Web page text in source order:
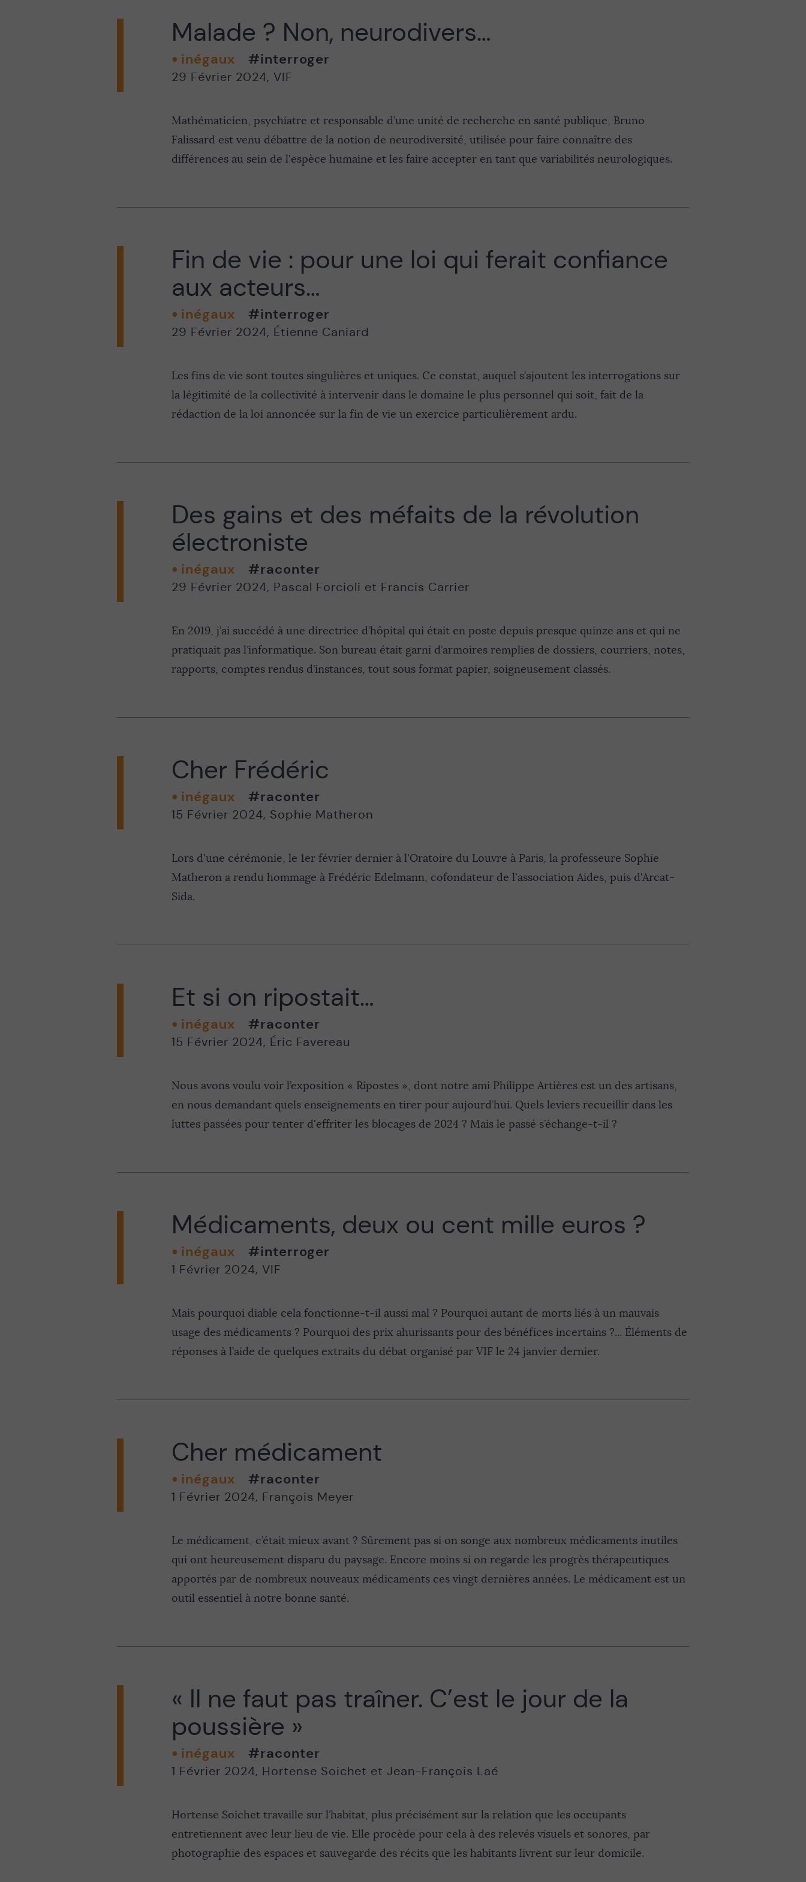
Malade ? Non, neurodivers…
inégaux #interroger
29 Février 2024, VIF
Mathématicien, psychiatre et responsable d’une unité de recherche en santé publique, Bruno
Falissard est venu débattre de la notion de neurodiversité, utilisée pour faire connaître des
différences au sein de l'espèce humaine et les faire accepter en tant que variabilités neurologiques.
Fin de vie : pour une loi qui ferait confiance
aux acteurs…
inégaux #interroger
29 Février 2024, Étienne Caniard
Les fins de vie sont toutes singulières et uniques. Ce constat, auquel s’ajoutent les interrogations sur
la légitimité de la collectivité à intervenir dans le domaine le plus personnel qui soit, fait de la
rédaction de la loi annoncée sur la fin de vie un exercice particulièrement ardu.
Des gains et des méfaits de la révolution
électroniste
inégaux #raconter
29 Février 2024, Pascal Forcioli et Francis Carrier
En 2019, j’ai succédé à une directrice d’hôpital qui était en poste depuis presque quinze ans et qui ne
pratiquait pas l’informatique. Son bureau était garni d’armoires remplies de dossiers, courriers, notes,
rapports, comptes rendus d’instances, tout sous format papier, soigneusement classés.
Cher Frédéric
inégaux #raconter
15 Février 2024, Sophie Matheron
Lors d'une cérémonie, le 1er février dernier à l'Oratoire du Louvre à Paris, la professeure Sophie
Matheron a rendu hommage à Frédéric Edelmann, cofondateur de l'association Aides, puis d'Arcat-
Sida.
Et si on ripostait…
inégaux #raconter
15 Février 2024, Éric Favereau
Nous avons voulu voir l’exposition « Ripostes », dont notre ami Philippe Artières est un des artisans,
en nous demandant quels enseignements en tirer pour aujourd’hui. Quels leviers recueillir dans les
luttes passées pour tenter d'effriter les blocages de 2024 ? Mais le passé s’échange-t-il ?
Médicaments, deux ou cent mille euros ?
inégaux #interroger
1 Février 2024, VIF
Mais pourquoi diable cela fonctionne-t-il aussi mal ? Pourquoi autant de morts liés à un mauvais
usage des médicaments ? Pourquoi des prix ahurissants pour des bénéfices incertains ?... Éléments de
réponses à l’aide de quelques extraits du débat organisé par VIF le 24 janvier dernier.
Cher médicament
inégaux #raconter
1 Février 2024, François Meyer
Le médicament, c’était mieux avant ? Sûrement pas si on songe aux nombreux médicaments inutiles
qui ont heureusement disparu du paysage. Encore moins si on regarde les progrès thérapeutiques
apportés par de nombreux nouveaux médicaments ces vingt dernières années. Le médicament est un
outil essentiel à notre bonne santé.
« Il ne faut pas traîner. C’est le jour de la
poussière »
inégaux #raconter
1 Février 2024, Hortense Soichet et Jean-François Laé
Hortense Soichet travaille sur l’habitat, plus précisément sur la relation que les occupants
entretiennent avec leur lieu de vie. Elle procède pour cela à des relevés visuels et sonores, par
photographie des espaces et sauvegarde des récits que les habitants livrent sur leur domicile.